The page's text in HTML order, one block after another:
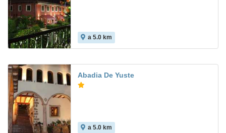
a 5.0 km
Abadia De Yuste
a 5.0 km